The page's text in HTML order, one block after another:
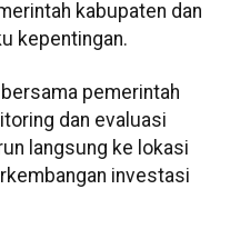
kabupaten dan
kepentingan.
pemerintah
dan evaluasi
langsung ke lokasi
investasi